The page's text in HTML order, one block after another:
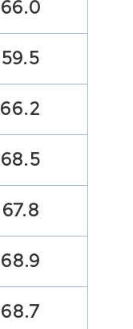
66.0
59.5
66.2
68.5
67.8
68.9
68.7